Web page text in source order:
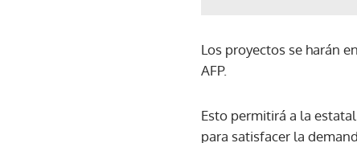
Los proyectos se harán
AFP.
Esto permitirá a la
para satisfacer la